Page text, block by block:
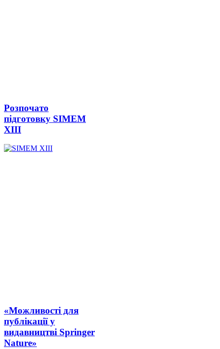
Розпочато
підготовку SIMEM
ХІІІ
«Можливості для
публікації у
видавництві Springer
Nature»